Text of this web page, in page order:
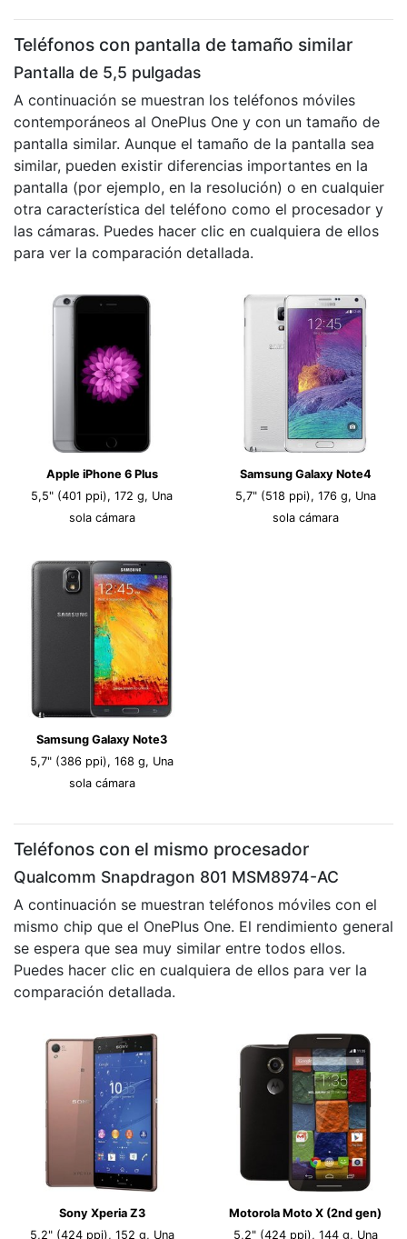
Teléfonos con pantalla de tamaño similar
Pantalla de 5,5 pulgadas
A continuación se muestran los teléfonos móviles
contemporáneos al OnePlus One y con un tamaño de
pantalla similar. Aunque el tamaño de la pantalla sea
similar, pueden existir diferencias importantes en la
pantalla (por ejemplo, en la resolución) o en cualquier
otra característica del teléfono como el procesador y
las cámaras. Puedes hacer clic en cualquiera de ellos
para ver la comparación detallada.
Apple iPhone 6 Plus
5,5" (401 ppi), 172 g, Una
sola cámara
Samsung Galaxy Note4
5,7" (518 ppi), 176 g, Una
sola cámara
Samsung Galaxy Note3
5,7" (386 ppi), 168 g, Una
sola cámara
Teléfonos con el mismo procesador
Qualcomm Snapdragon 801 MSM8974-AC
A continuación se muestran teléfonos móviles con el
mismo chip que el OnePlus One. El rendimiento general
se espera que sea muy similar entre todos ellos.
Puedes hacer clic en cualquiera de ellos para ver la
comparación detallada.
Sony Xperia Z3
5,2" (424 ppi), 152 g, Una
Motorola Moto X (2nd gen)
5,2" (424 ppi), 144 g, Una